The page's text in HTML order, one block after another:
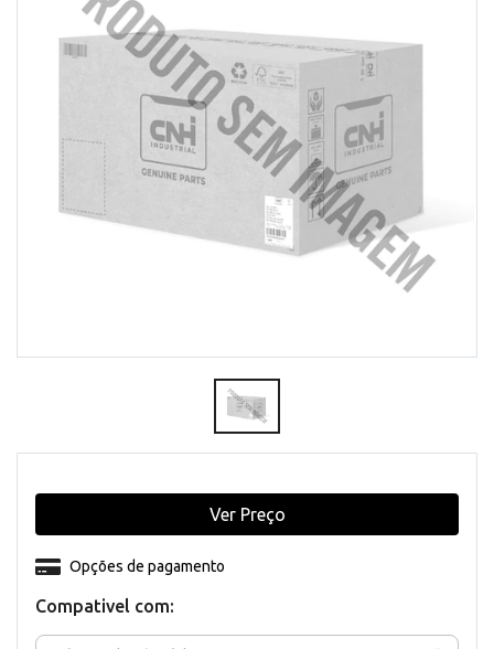
Compativel com:
Opções de pagamento
Ver Preço